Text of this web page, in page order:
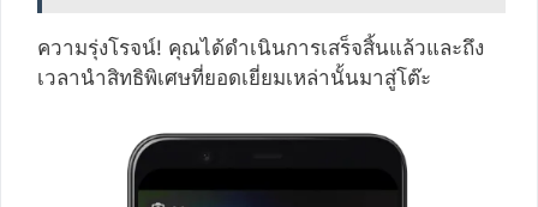
ความรุ่งโรจน์! คุณได้ดำเนินการเสร็จสิ้นแล้วและถึง
เวลานำสิทธิพิเศษที่ยอดเยี่ยมเหล่านั้นมาสู่โต๊ะ